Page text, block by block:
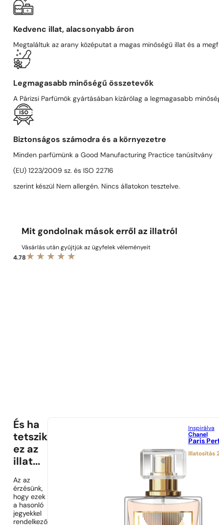
Kedvenc illat, alacsonyabb áron
Megtaláltuk az arany középutat a magas minőségű illat és a
Legmagasabb minőségű összetevők
A Párizsi Parfümök gyártásában kizárólag a legmagasabb
Biztonságos számodra és a környezetre
Minden parfümünk a Good Manufacturing Practice tanúsítvány
(EU) 1223/2009 sz. és ISO 22716
szerint készül Nem allergén. Nincs állatokon tesztelve.
Mit gondolnak mások erről az illatról
Vásárlás után gyűjtjük az ügyfelek véleményeit
4.78
És ha
tetszik
ez az
illat...
Az az
érzésünk,
hogy ezek
a hasonló
jegyekkel
rendelkező
Inspirálva
Chanel
Paris
Illatosítás